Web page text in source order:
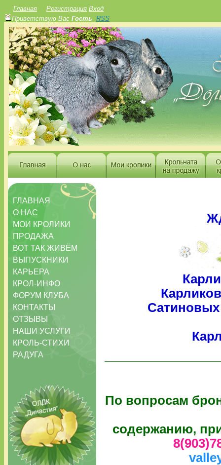
Главная Регистрация Вход
Приветствую Вас Гость RSS
ГЛАВНАЯ
О НАС
МОИ КРОЛИКИ
ПРОДАЖА
ВОТ ТАК ЖИВЁМ
ВЫПУСКНИКИ
КАРЬЕРА
КРОЛ-ИНФО
ФОРУМ КЛУБА
КОНТАКТЫ
ОТЗЫВЫ
НАШИ УСЛУГИ
КРОЛЬ-СТИХИ
РАДУГА
По вопросам
содержанию,